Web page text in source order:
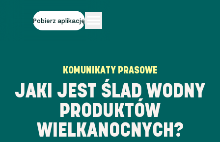
Pobierz aplikację
KOMUNIKATY PRASOWE
JAKI JEST ŚLAD WODNY
PRODUKTÓW
WIELKANOCNYCH?